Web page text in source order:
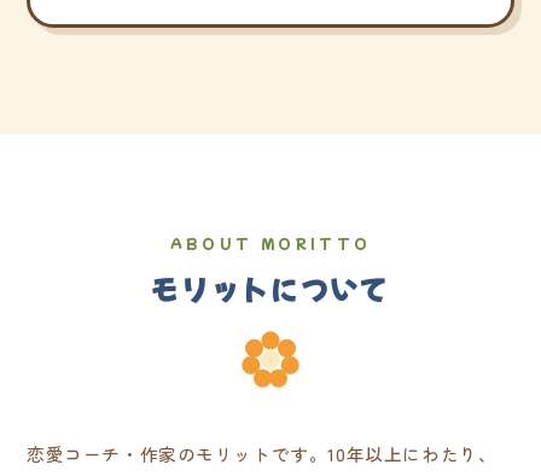
ABOUT MORITTO
モリットについて
恋愛コーチ・作家のモリットです。10年以上にわたり、